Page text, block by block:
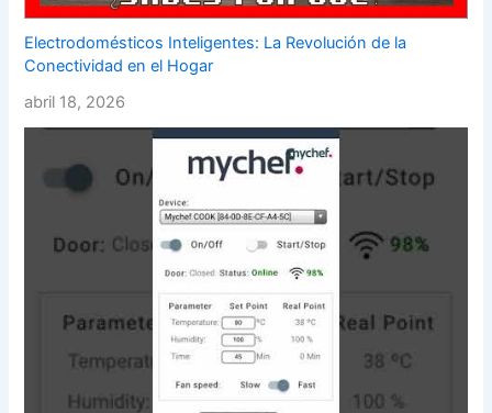
Electrodomésticos Inteligentes: La Revolución de la
Conectividad en el Hogar
abril 18, 2026